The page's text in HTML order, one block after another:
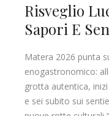
Risveglio
Sapori E
Matera 2026 punta
enogastronomico:
grotta autentica,
e sei subito sui